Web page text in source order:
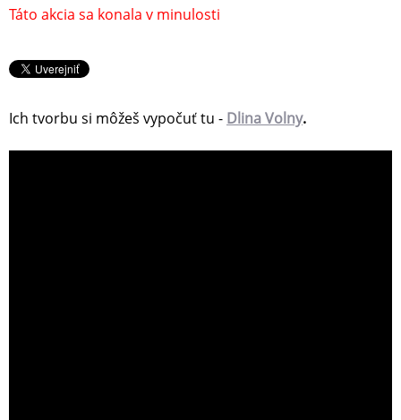
Táto akcia sa konala v minulosti
Ich tvorbu si môžeš vypočuť tu - Dlina Volny.